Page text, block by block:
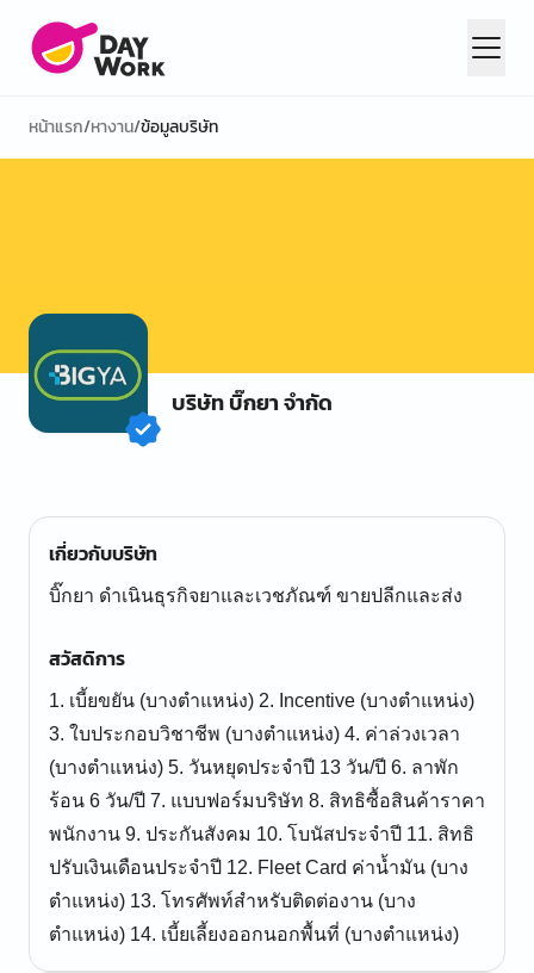
หน้าแรก/หางาน/ข้อมูลบริษัท
บริษัท บิ๊กยา จำกัด
เกี่ยวกับบริษัท
บิ๊กยา ดำเนินธุรกิจยาและเวชภัณฑ์ ขายปลีกและส่ง
สวัสดิการ
1. เบี้ยขยัน (บางตำแหน่ง) 2. Incentive (บางตำแหน่ง)
3. ใบประกอบวิชาชีพ (บางตำแหน่ง) 4. ค่าล่วงเวลา
(บางตำแหน่ง) 5. วันหยุดประจำปี 13 วัน/ปี 6. ลาพัก
ร้อน 6 วัน/ปี 7. แบบฟอร์มบริษัท 8. สิทธิซื้อสินค้าราคา
พนักงาน 9. ประกันสังคม 10. โบนัสประจำปี 11. สิทธิ
ปรับเงินเดือนประจำปี 12. Fleet Card ค่าน้ำมัน (บาง
ตำแหน่ง) 13. โทรศัพท์สำหรับติดต่องาน (บาง
ตำแหน่ง) 14. เบี้ยเลี้ยงออกนอกพื้นที่ (บางตำแหน่ง)